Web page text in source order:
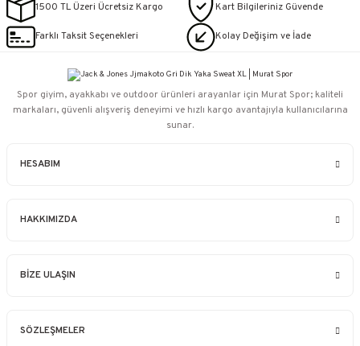
1500 TL Üzeri Ücretsiz Kargo Kart Bilgileriniz Güvende
Farklı Taksit Seçenekleri Kolay Değişim ve İade
HESABIM
HAKKIMIZDA
BİZE ULAŞIN
SÖZLEŞMELER
Spor giyim, ayakkabı ve outdoor ürünleri arayanlar için Murat Spor; kaliteli
markaları, güvenli alışveriş deneyimi ve hızlı kargo avantajıyla kullanıcılarına
sunar.